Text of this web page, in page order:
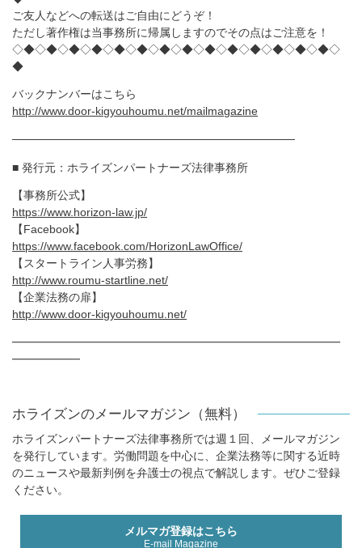
ご友人などへの転送はご自由にどうぞ！
ただし著作権は当事務所に帰属しますのでその点はご注意を！
◇◆◇◆◇◆◇◆◇◆◇◆◇◆◇◆◇◆◇◆◇◆◇◆◇◆◇◆◇
◆
バックナンバーはこちら
http://www.door-kigyouhoumu.net/mailmagazine
───────────────────────────────────
■ 発行元：ホライズンパートナーズ法律事務所
【事務所公式】
https://www.horizon-law.jp/
【Facebook】
https://www.facebook.com/HorizonLawOffice/
【スタートライン人事労務】
http://www.roumu-startline.net/
【企業法務の扉】
http://www.door-kigyouhoumu.net/
━━━━━━━━━━━━━━━━━━━━━━━━━━━━━
━━━━━━
ホライズンのメールマガジン（無料）
ホライズンパートナーズ法律事務所では週１回、メールマガジン
を発行しています。労働問題を中心に、企業法務等に関する近時
のニュースや最新判例を弁護士の視点で解説します。ぜひご登録
ください。
メルマガ登録はこちら
E-mail Magazine